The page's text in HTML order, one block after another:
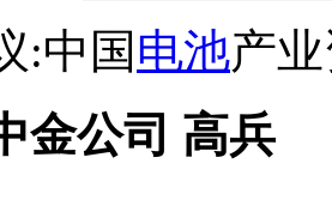
金公司 高兵
朱保华